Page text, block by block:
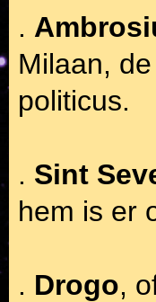
.
Milaan,
politicus.
. Sint
hem is er
. Drogo,